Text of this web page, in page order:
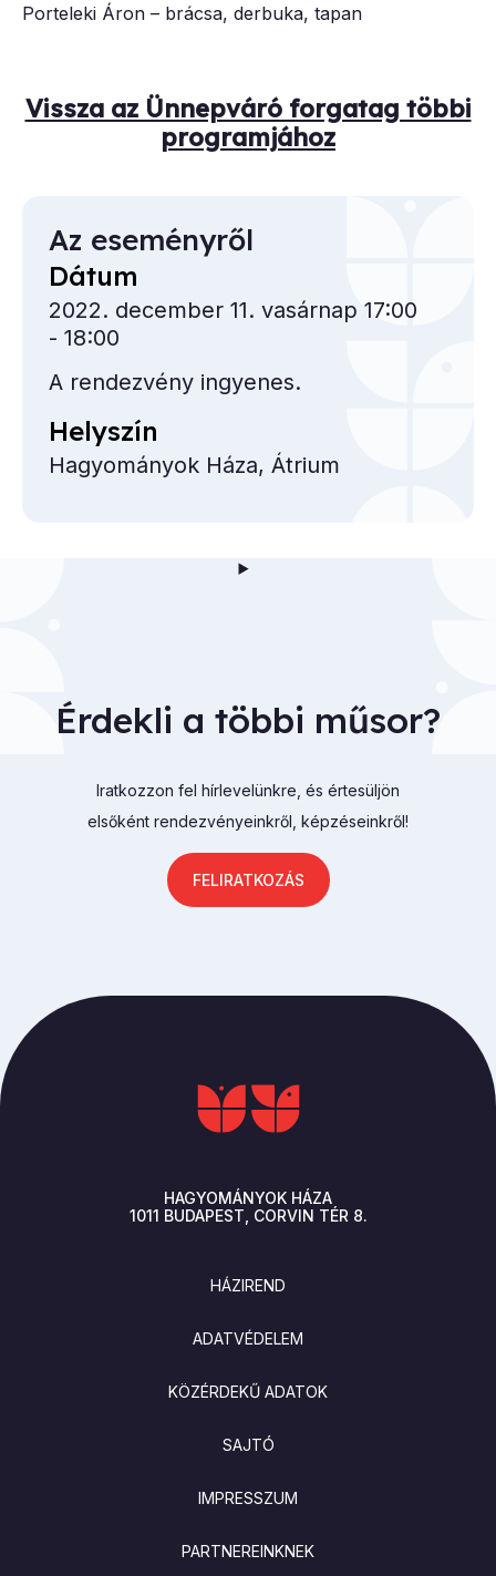
Porteleki Áron – brácsa, derbuka, tapan
Vissza az Ünnepváró forgatag többi
programjához
Az eseményről
Dátum
2022. december 11. vasárnap 17:00
- 18:00
A rendezvény ingyenes.
Helyszín
Hagyományok Háza, Átrium
Érdekli a többi műsor?
Iratkozzon fel hírlevelünkre, és értesüljön
elsőként rendezvényeinkről, képzéseinkről!
FELIRATKOZÁS
HAGYOMÁNYOK HÁZA
1011 BUDAPEST CORVIN TÉR 8.
HÁZIREND
ADATVÉDELEM
KÖZÉRDEKŰ ADATOK
SAJTÓ
IMPRESSZUM
PARTNEREINKNEK